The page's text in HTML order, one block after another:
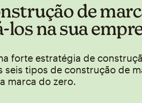
de
na sua
forte estratégia de
seis tipos de construção de
marca do zero.